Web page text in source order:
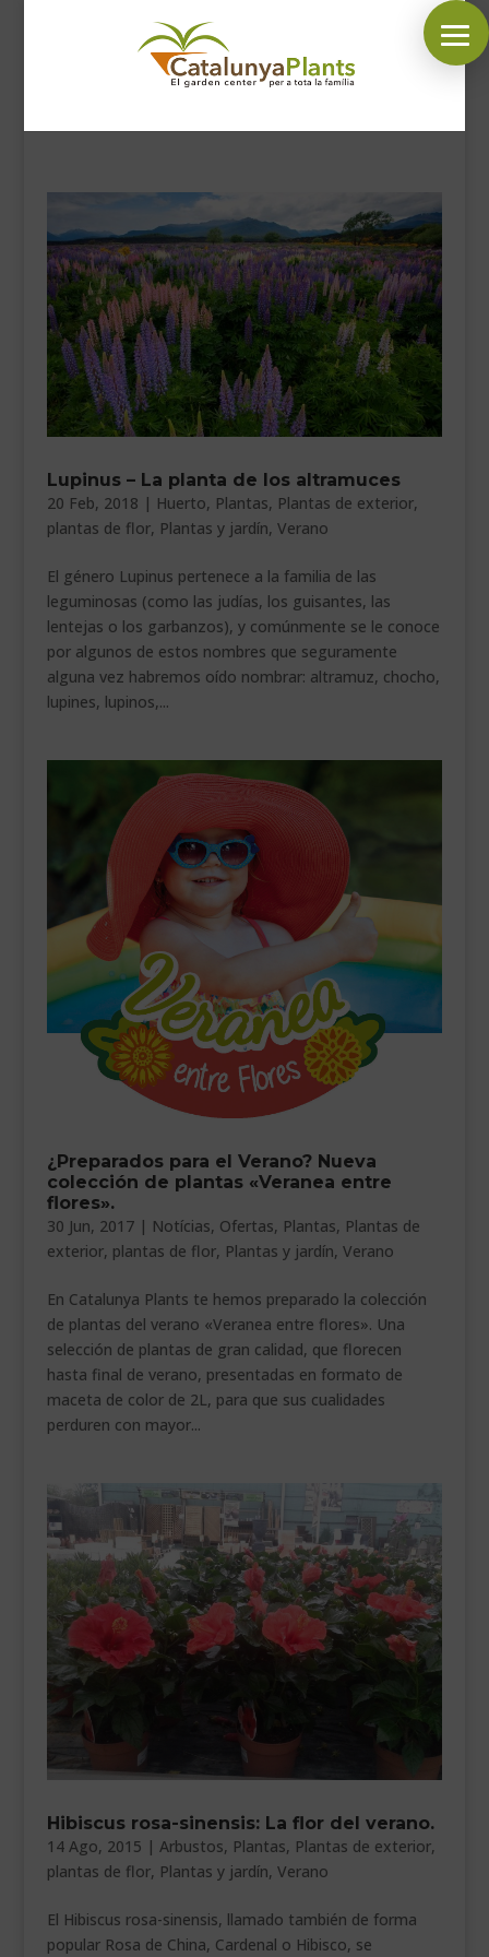
SÍGUENOS EN:
PLANTAS
COMPLEMENTOS JARDÍN
MASCOTAS
DECORACIÓN
HORARIO GARDEN
CONTACTAR
BLOG
___________________________
Lupinus – La planta de los altramuces
20 Feb, 2018 | Huerto, Plantas, Plantas de exterior,
plantas de flor, Plantas y jardín, Verano
El género Lupinus pertenece a la familia de las
leguminosas (como las judías, los guisantes, las
lentejas o los garbanzos), y comúnmente se le conoce
por algunos de estos nombres que seguramente
alguna vez habremos oído nombrar: altramuz, chocho,
lupines, lupinos,...
¿Preparados para el Verano? Nueva
colección de plantas «Veranea entre
flores».
30 Jun, 2017| Notícias, Ofertas, Plantas, Plantas de
exterior, plantas de flor, Plantas y jardín, Verano
En Catalunya Plants te hemos preparado la colección
de plantas del verano «Veranea entre flores». Una
selección de plantas de gran calidad, que florecen
hasta final de verano, presentadas en formato de
maceta de color de 2L, para que sus cualidades
perduren con mayor...
Hibiscus rosa-sinensis: La flor del verano.
14 Ago, 2015 | Arbustos, Plantas, Plantas de exterior,
plantas de flor, Plantas y jardín, Verano
El Hibiscus rosa-sinensis, llamado también de forma
popular Rosa de China, Cardenal o Hibisco, se